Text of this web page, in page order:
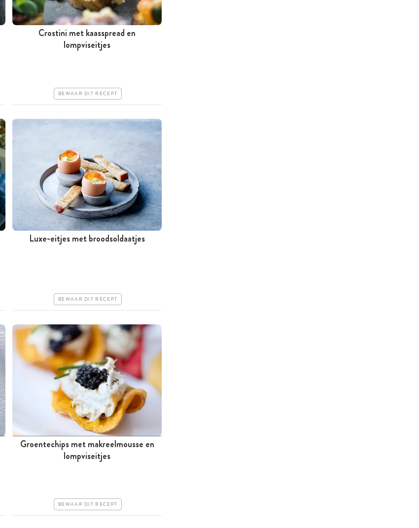
Minder dan 30 minuten
Crostini met kaasspread en
lompviseitjes
BEWAAR DIT RECEPT
Luxe-eitjes met broodsoldaatjes
BEWAAR DIT RECEPT
Minder dan 30 minuten
Groentechips met makreelmousse en
lompviseitjes
BEWAAR DIT RECEPT